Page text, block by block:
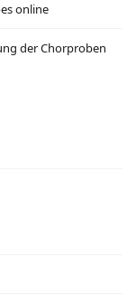
online
der Chorproben